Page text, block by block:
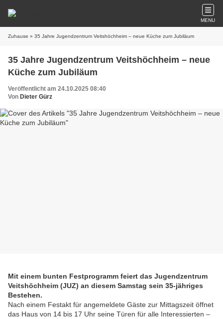
MENU
Zuhause » 35 Jahre Jugendzentrum Veitshöchheim – neue Küche zum Jubiläum
35 Jahre Jugendzentrum Veitshöchheim – neue
Küche zum Jubiläum
Veröffentlicht am 24.10.2025 08:40
Von Dieter Gürz
Mit einem bunten Festprogramm feiert das Jugendzentrum
Veitshöchheim (JUZ) an diesem Samstag sein 35-jähriges
Bestehen.
Nach einem Festakt für angemeldete Gäste zur Mittagszeit öffnet
das Haus von 14 bis 17 Uhr seine Türen für alle Interessierten –